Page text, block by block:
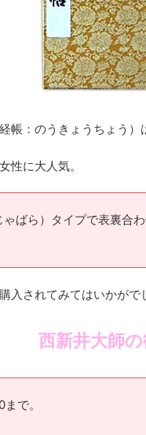
帳：のうきょうちょう）
性に大人気。
ばら）タイプで表裏合わ
入されてみてはいかがで
西新井大師
で。